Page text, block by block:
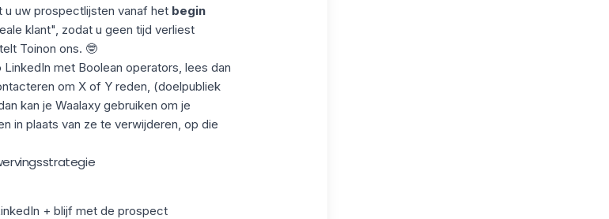
u uw prospectlijsten vanaf het begin
klant", zodat u geen tijd verliest
Toinon ons. 🤓
LinkedIn met Boolean operators , lees dan
om X of Y reden, (doelpubliek
kan je Waalaxy gebruiken om je
in plaats van ze te verwijderen, op die
+ blijf met de prospect